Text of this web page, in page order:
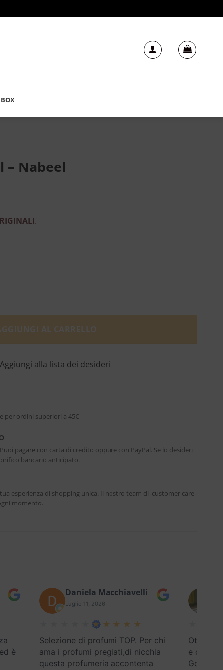
– Nabeel
.
quantità
AL CARRELLO
Aggiungi alla lista dei desideri
per ordini superiori a 45€
pagare con carta di credito oppure con PayPal. Se lo desideri
bancario anticipato.
esperienza di shopping unica. Il nostro team di customer care
momento.
è
Daniela Macchiavelli
Luglio 11, 2026
Selezione di profumi TOP. Per chi
ama i profumi pregiati,di nicchia
questa profumeria accontenta
Ottimo
e
Google)